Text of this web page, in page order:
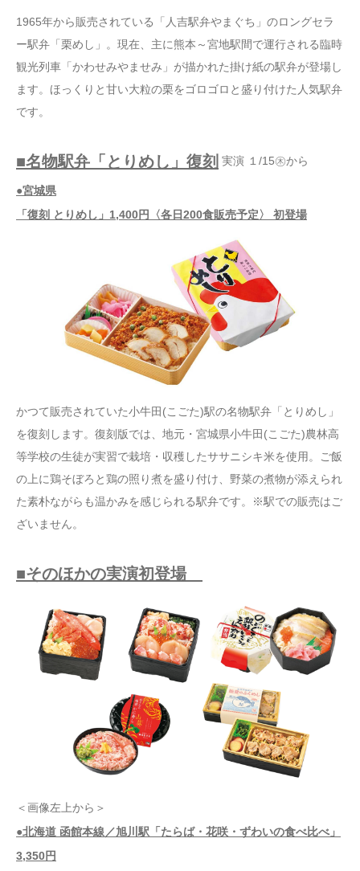
1965年から販売されている「人吉駅弁やまぐち」のロングセラ
ー駅弁「栗めし」。現在、主に熊本～宮地駅間で運行される臨時
観光列車「かわせみやませみ」が描かれた掛け紙の駅弁が登場し
ます。ほっくりと甘い大粒の栗をゴロゴロと盛り付けた人気駅弁
です。
■名物駅弁「とりめし」復刻 実演 １/15㊍から
●宮城県
「復刻 とりめし」1,400円〈各日200食販売予定〉 初登場
かつて販売されていた小牛田(こごた)駅の名物駅弁「とりめし」
を復刻します。復刻版では、地元・宮城県小牛田(こごた)農林高
等学校の生徒が実習で栽培・収穫したササニシキ米を使用。ご飯
の上に鶏そぼろと鶏の照り煮を盛り付け、野菜の煮物が添えられ
た素朴ながらも温かみを感じられる駅弁です。※駅での販売はご
ざいません。
■そのほかの実演初登場
＜画像左上から＞
●北海道 函館本線／旭川駅「たらば・花咲・ずわいの食べ比べ」
3,350円